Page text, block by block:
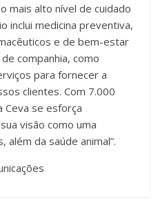
mais alto nível de cuidado
inclui medicina preventiva,
e de bem-estar
companhia, como
para fornecer a
clientes. Com 7.000
Ceva se esforça
visão como uma
além da saúde animal”.